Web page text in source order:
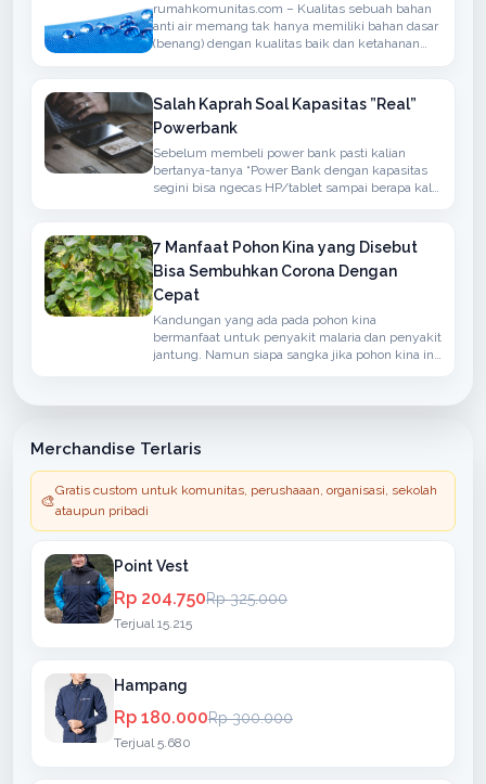
rumahkomunitas.com – Kualitas sebuah bahan
anti air memang tak hanya memiliki bahan dasar
(benang) dengan kualitas baik dan ketahanan
Salah Kaprah Soal Kapasitas ”Real”
Powerbank
Sebelum membeli power bank pasti kalian
bertanya-tanya “Power Bank dengan kapasitas
segini bisa ngecas HP/tablet sampai berapa kali
7 Manfaat Pohon Kina yang Disebut
Bisa Sembuhkan Corona Dengan
Cepat
Kandungan yang ada pada pohon kina
bermanfaat untuk penyakit malaria dan penyakit
jantung. Namun siapa sangka jika pohon kina ini
Merchandise Terlaris
🎨
Gratis custom untuk komunitas, perushaaan, organisasi, sekolah
ataupun pribadi
Point Vest
Rp 204.750Rp 325.000
Terjual 15.215
Hampang
Rp 180.000Rp 300.000
Terjual 5.680